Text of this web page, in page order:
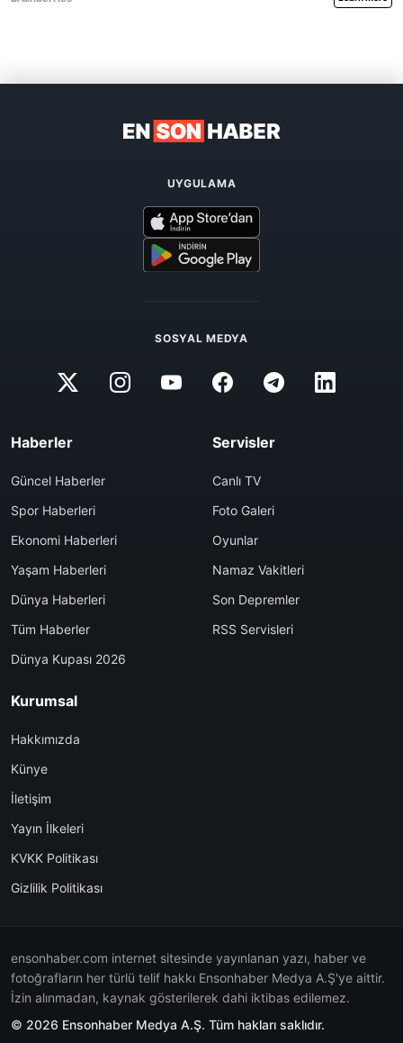
UYGULAMA
SOSYAL MEDYA
Haberler
Güncel Haberler
Spor Haberleri
Ekonomi Haberleri
Yaşam Haberleri
Dünya Haberleri
Tüm Haberler
Dünya Kupası 2026
Servisler
Canlı TV
Foto Galeri
Oyunlar
Namaz Vakitleri
Son Depremler
RSS Servisleri
Kurumsal
Hakkımızda
Künye
İletişim
Yayın İlkeleri
KVKK Politikası
Gizlilik Politikası
ensonhaber.com internet sitesinde yayınlanan yazı, haber ve
fotoğrafların her türlü telif hakkı Ensonhaber Medya A.Ş'ye aittir.
İzin alınmadan, kaynak gösterilerek dahi iktibas edilemez.
© 2026 Ensonhaber Medya A.Ş. Tüm hakları saklıdır.